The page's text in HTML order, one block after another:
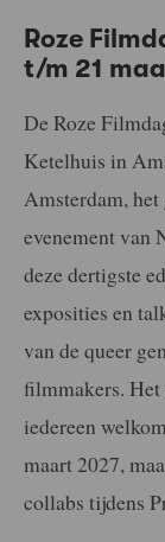
Roze
t/m 21
De Roze
Ketelhuis in
Amsterdam,
evenement van
deze dertigste
exposities en
van de queer
filmmakers. Het
iedereen
maart 2027,
collabs tijdens